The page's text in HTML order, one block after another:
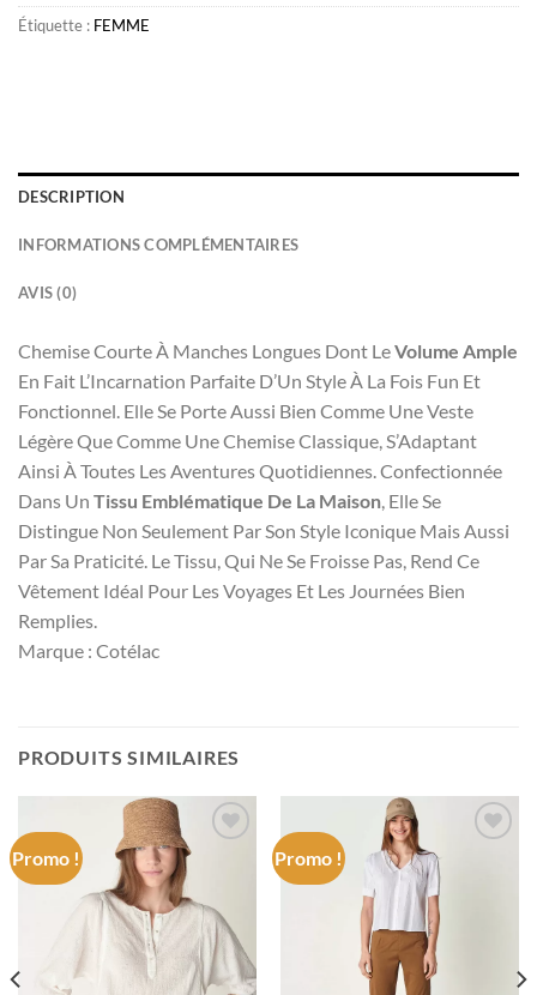
Étiquette : FEMME
DESCRIPTION
INFORMATIONS COMPLÉMENTAIRES
AVIS (0)
Chemise Courte À Manches Longues Dont LeVolume Ample
En Fait L’Incarnation Parfaite D’Un Style À La Fois Fun Et
Fonctionnel. Elle Se Porte Aussi Bien Comme Une Veste
Légère Que Comme Une Chemise Classique, S’Adaptant
Ainsi À Toutes Les Aventures Quotidiennes. Confectionnée
Dans Un Tissu Emblématique De La Maison, Elle Se
Distingue Non Seulement Par Son Style Iconique Mais Aussi
Par Sa Praticité. Le Tissu, Qui Ne Se Froisse Pas, Rend Ce
Vêtement Idéal Pour Les Voyages Et Les Journées Bien
Remplies.
Marque : Cotélac
PRODUITS SIMILAIRES
Promo ! Promo !